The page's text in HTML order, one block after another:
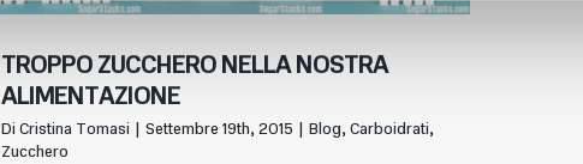
TROPPO ZUCCHERO NELLA NOSTRA
ALIMENTAZIONE
Di Cristina Tomasi | Settembre 19th, 2015 | Blog, Carboidrati,
Zucchero